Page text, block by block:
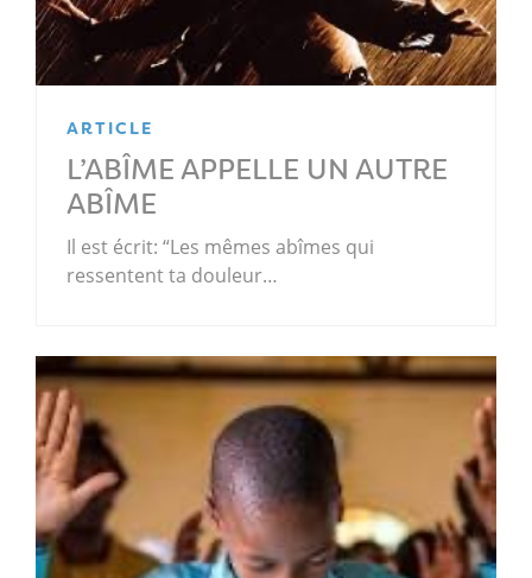
ARTICLE
L’ABÎME APPELLE UN AUTRE
ABÎME
Il est écrit: “Les mêmes abîmes qui
ressentent ta douleur…